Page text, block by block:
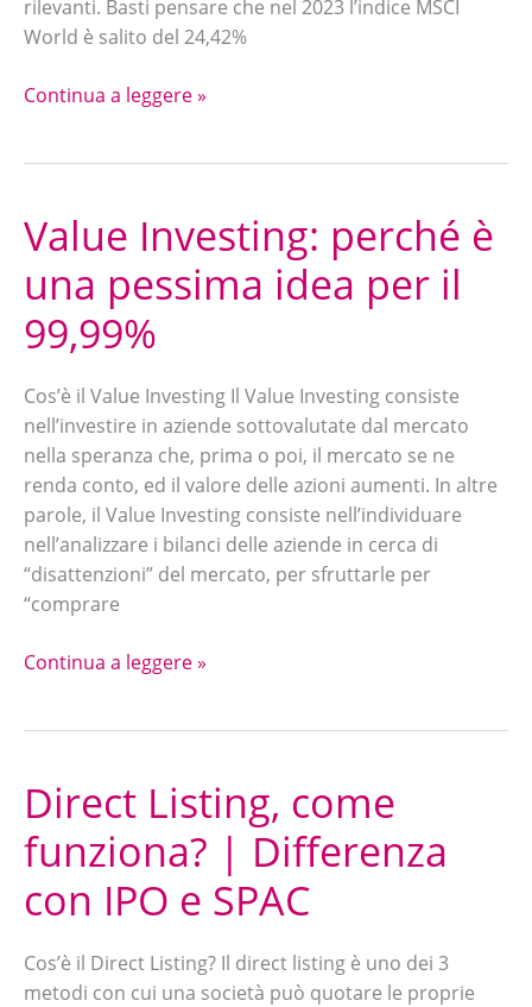
rilevanti. Basti pensare che nel 2023 l’indice MSCI
World è salito del 24,42%
Continua a leggere »
Value Investing: perché è
una pessima idea per il
99,99%
Cos’è il Value Investing Il Value Investing consiste
nell’investire in aziende sottovalutate dal mercato
nella speranza che, prima o poi, il mercato se ne
renda conto, ed il valore delle azioni aumenti. In altre
parole, il Value Investing consiste nell’individuare
nell’analizzare i bilanci delle aziende in cerca di
“disattenzioni” del mercato, per sfruttarle per
“comprare
Value
Investing:
perché
è
una
idea
per
il
99,99%
Continua a leggere »
Direct Listing, come
funziona? | Differenza
con IPO e SPAC
Cos’è il Direct Listing? Il direct listing è uno dei 3
metodi con cui una società può quotare le proprie
Direct
Listing,
come
funziona?
|
con
IPO